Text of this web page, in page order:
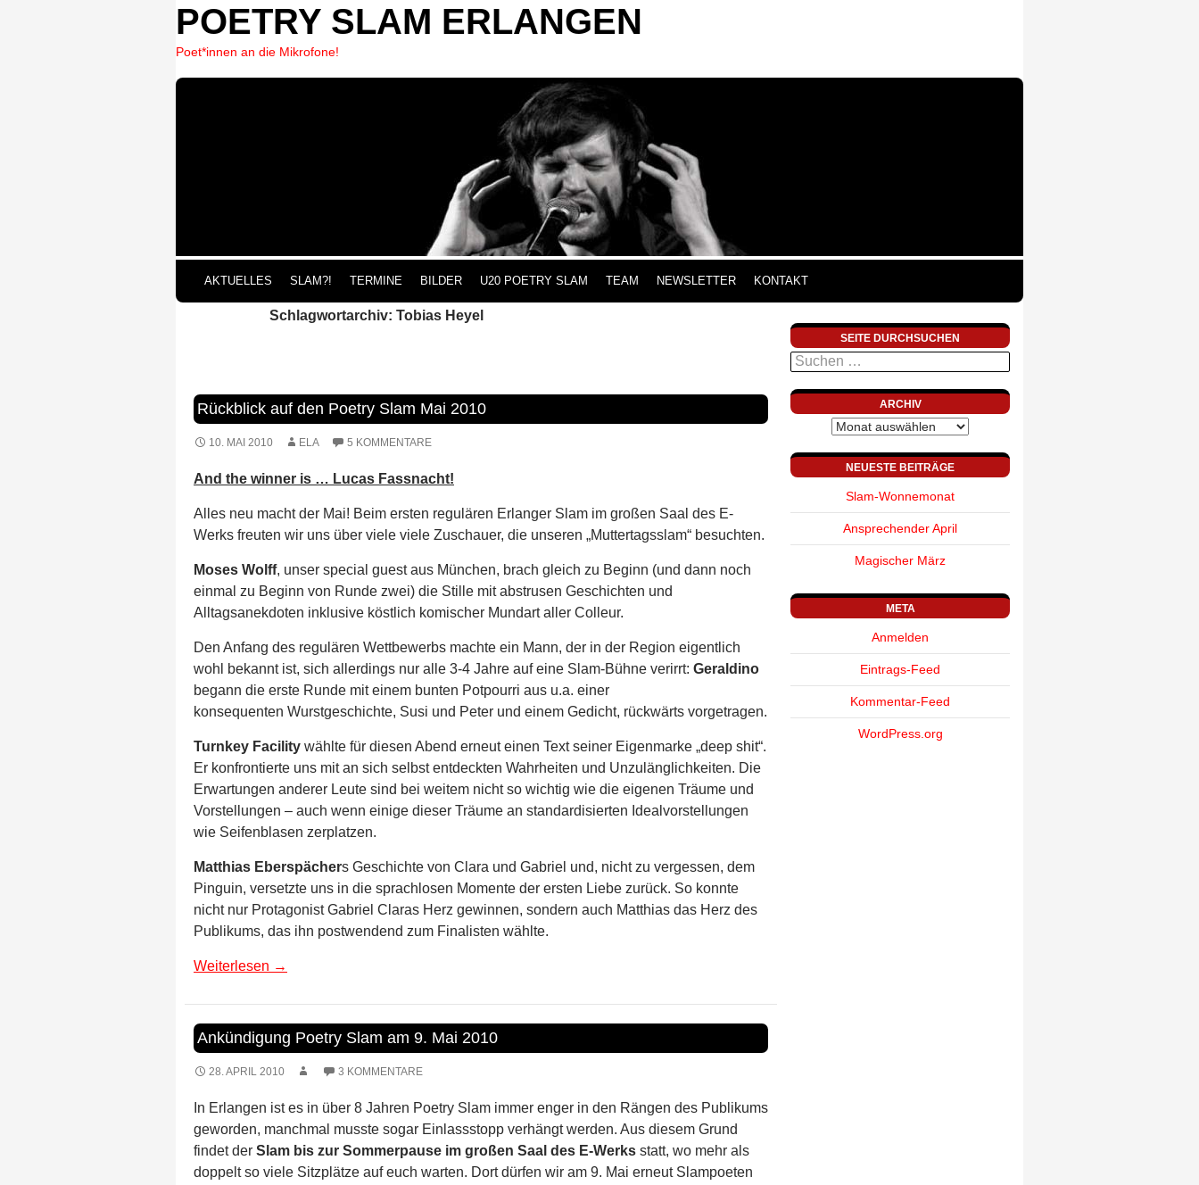
POETRY SLAM ERLANGEN
Poet*innen an die Mikrofone!
AKTUELLES
SLAM?! TERMINE BILDER U20 POETRY SLAM TEAM NEWSLETTER KONTAKT
Schlagwortarchiv: Tobias Heyel
Rückblick auf den Poetry Slam Mai 2010
10. MAI 2010 ELA 5 KOMMENTARE
And the winner is … Lucas Fassnacht!
Alles neu macht der Mai! Beim ersten regulären Erlanger Slam im großen Saal des E-
Werks freuten wir uns über viele viele Zuschauer, die unseren „Muttertagsslam“ besuchten.
Moses Wolff, unser special guest aus München, brach gleich zu Beginn (und dann noch
einmal zu Beginn von Runde zwei) die Stille mit abstrusen Geschichten und
Alltagsanekdoten inklusive köstlich komischer Mundart aller Colleur.
Den Anfang des regulären Wettbewerbs machte ein Mann, der in der Region eigentlich
wohl bekannt ist, sich allerdings nur alle 3-4 Jahre auf eine Slam-Bühne verirrt: Geraldino
begann die erste Runde mit einem bunten Potpourri aus u.a. einer
konsequenten Wurstgeschichte, Susi und Peter und einem Gedicht, rückwärts vorgetragen.
Turnkey Facility wählte für diesen Abend erneut einen Text seiner Eigenmarke „deep shit“.
Er konfrontierte uns mit an sich selbst entdeckten Wahrheiten und Unzulänglichkeiten. Die
Erwartungen anderer Leute sind bei weitem nicht so wichtig wie die eigenen Träume und
Vorstellungen – auch wenn einige dieser Träume an standardisierten Idealvorstellungen
wie Seifenblasen zerplatzen.
Matthias Eberspächers Geschichte von Clara und Gabriel und, nicht zu vergessen, dem
Pinguin, versetzte uns in die sprachlosen Momente der ersten Liebe zurück. So konnte
nicht nur Protagonist Gabriel Claras Herz gewinnen, sondern auch Matthias das Herz des
Publikums, das ihn postwendend zum Finalisten wählte.
Weiterlesen →
Ankündigung Poetry Slam am 9. Mai 2010
28. APRIL 2010 3 KOMMENTARE
In Erlangen ist es in über 8 Jahren Poetry Slam immer enger in den Rängen des Publikums
geworden, manchmal musste sogar Einlassstopp verhängt werden. Aus diesem Grund
findet der Slam bis zur Sommerpause im großen Saal des E-Werks statt, wo mehr als
doppelt so viele Sitzplätze auf euch warten. Dort dürfen wir am 9. Mai erneut Slampoeten
SEITE DURCHSUCHEN
Suchen
nach:
ARCHIV
Archiv
NEUESTE BEITRÄGE
Slam-Wonnemonat
Ansprechender April
Magischer März
META
Anmelden
Eintrags-Feed
Kommentar-Feed
WordPress.org